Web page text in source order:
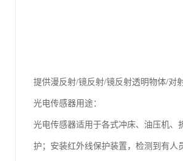
提供漫反射/镜反射/镜反射透明物体/对
光电传感器用途：
光电传感器适用于各式冲床、油压机、
护；安装红外线保护装置，检测到有人